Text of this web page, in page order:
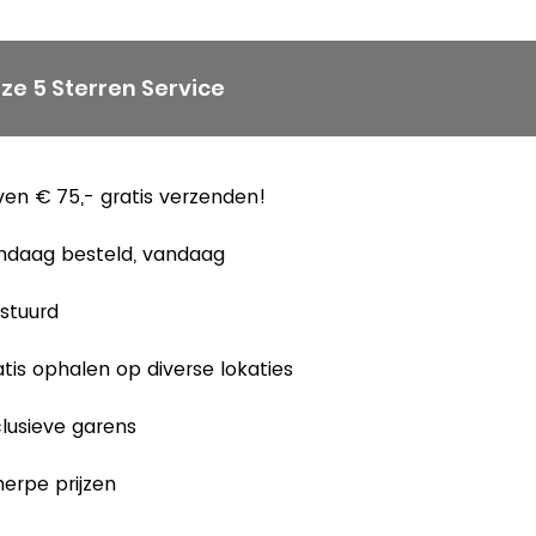
5 Sterren Service
€ 75,- gratis verzenden!
besteld, vandaag
ophalen op diverse lokaties
garens
prijzen